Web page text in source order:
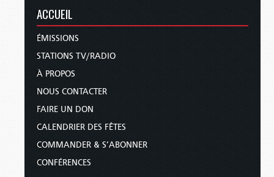
ACCUEIL
ÉMISSIONS
STATIONS TV/RADIO
À PROPOS
NOUS CONTACTER
FAIRE UN DON
CALENDRIER DES FÊTES
COMMANDER & S’ABONNER
CONFÉRENCES